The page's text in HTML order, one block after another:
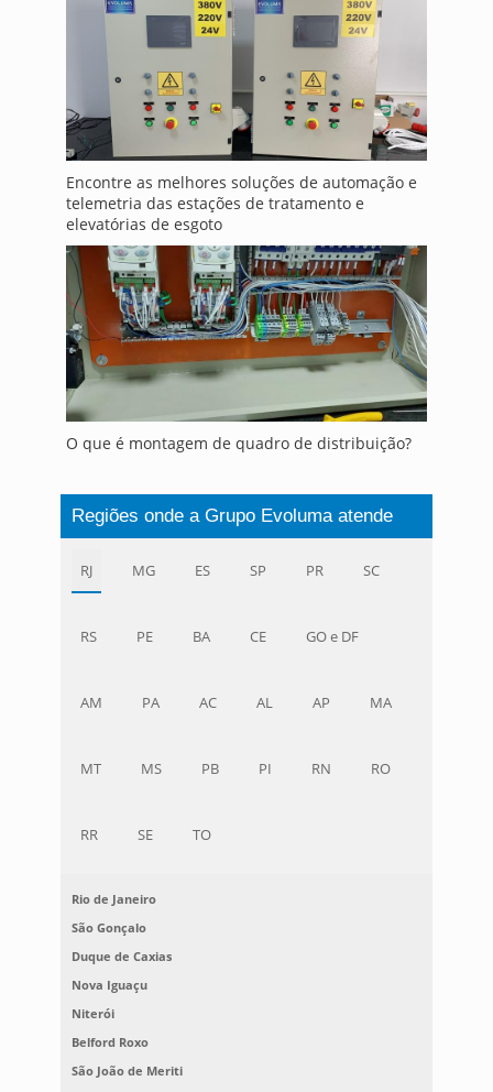
Encontre as melhores soluções de automação e
telemetria das estações de tratamento e
elevatórias de esgoto
O que é montagem de quadro de distribuição?
Regiões onde a Grupo Evoluma atende
RJ MG ES SP PR SC
RS PE BA CE GO e DF
AM PA AC AL AP MA
MT MS PB PI RN RO
RR SE TO
Rio de Janeiro
São Gonçalo
Duque de Caxias
Nova Iguaçu
Niterói
Belford Roxo
São João de Meriti